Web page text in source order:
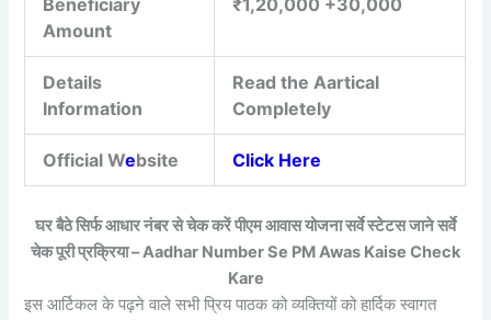
Beneficiary
Amount
₹1,20,000 +30,000
Details
Information
Read the Aartical
Completely
Official Website Click Here
घर बैठे सिर्फ आधार नंबर से चेक करें पीएम आवास योजना सर्वे स्टेटस जाने सर्वे
चेक पूरी प्रक्रिया – Aadhar Number Se PM Awas Kaise Check
Kare
इस आर्टिकल के पढ़ने वाले सभी प्रिय पाठक को व्यक्तियों को हार्दिक स्वागत